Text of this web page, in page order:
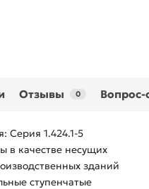
Отзывы 0 Вопрос-
Серия 1.424.1-5
в качестве несущих
зданий
ступенчатые